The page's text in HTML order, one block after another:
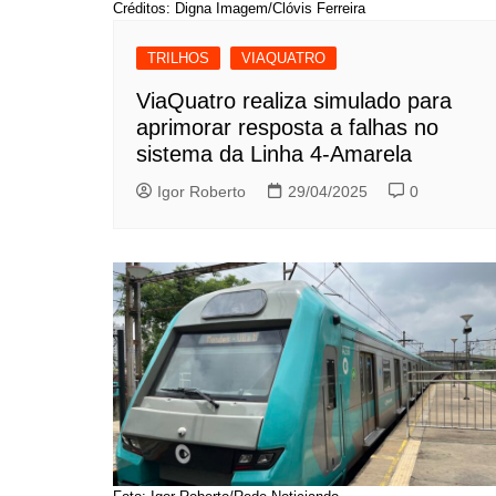
Créditos: Digna Imagem/Clóvis Ferreira
TRILHOS VIAQUATRO
ViaQuatro realiza simulado para
aprimorar resposta a falhas no
sistema da Linha 4-Amarela
Igor Roberto 29/04/2025 0